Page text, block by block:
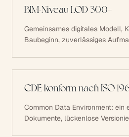
BIM-Niveau LOD 300+
Gemeinsames digitales Modell,
Baubeginn, zuverlässiges
CDE konform nach ISO
Common Data Environment: ein
Dokumente, lückenlose